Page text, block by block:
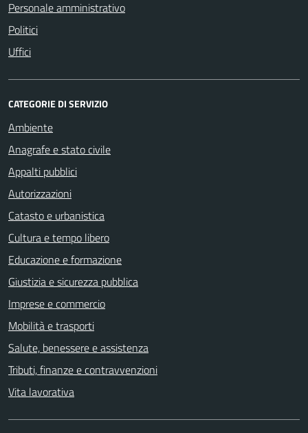
Personale amministrativo
Politici
Uffici
CATEGORIE DI SERVIZIO
Ambiente
Anagrafe e stato civile
Appalti pubblici
Autorizzazioni
Catasto e urbanistica
Cultura e tempo libero
Educazione e formazione
Giustizia e sicurezza pubblica
Imprese e commercio
Mobilità e trasporti
Salute, benessere e assistenza
Tributi, finanze e contravvenzioni
Vita lavorativa